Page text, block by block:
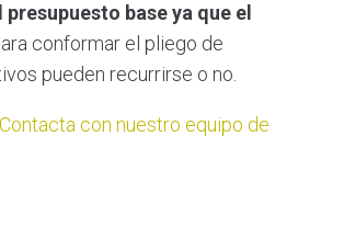
base ya que el
conformar el pliego de
pueden recurrirse o no.
Contacta con nuestro equipo de